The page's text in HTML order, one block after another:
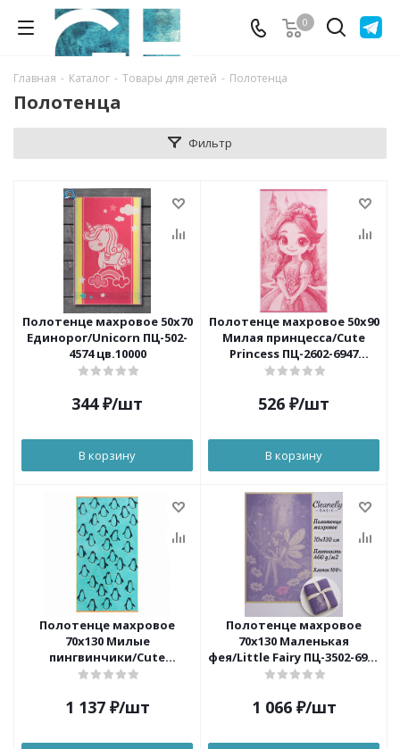
0
Главная - Каталог - Товары для детей - Полотенца
Полотенца
Фильтр
Полотенце махровое 50x70
Единорог/Unicorn ПЦ-502-
4574 цв.10000
344₽/шт
В корзину
Полотенце махровое 50х90
Милая принцесса/Cute
Princess ПЦ-2602-6947
цв.10000 пл.460
526 ₽/шт
В корзину
Полотенце махровое
70х130 Милые
пингвинчики/Cute
Penguins ПЦ-3502-6949
1 137₽/шт
Полотенце махровое
70х130 Маленькая
фея/Little Fairy ПЦ-3502-6946
цв.10000 пл.460
1 066₽/шт